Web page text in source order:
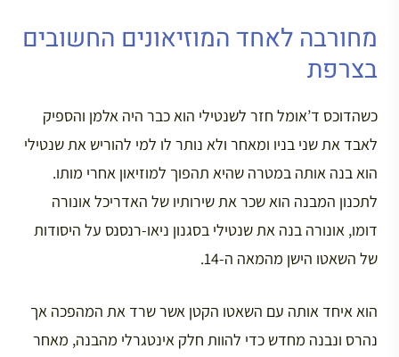
מחורבה לאחד המוזיאונים החשובים
בצרפת
כשהדוכס ד’אומל חזר לשנטילי הוא כבר היה אלמן והספיק
לאבד את שני בניו ומאחר ולא נותר לו למי להוריש את שנטילי
הוא בנה אותה במטרה שהיא תהפוך למוזיאון אחרי מותו.
לתכנון המבנה הוא שכר את שירותיו של האדריכל אונורה
דומו, אונורה בנה את שנטילי בסגנון ניאו-רנסנס על היסודות
של השאטו הישן מהמאה ה-14.
הוא איחד אותה עם השאטו הקטן אשר שרד את המהפכה אך
נהרס ונבנה מחדש כדי להוות חלק אינטגרלי מהבנה, מאחר